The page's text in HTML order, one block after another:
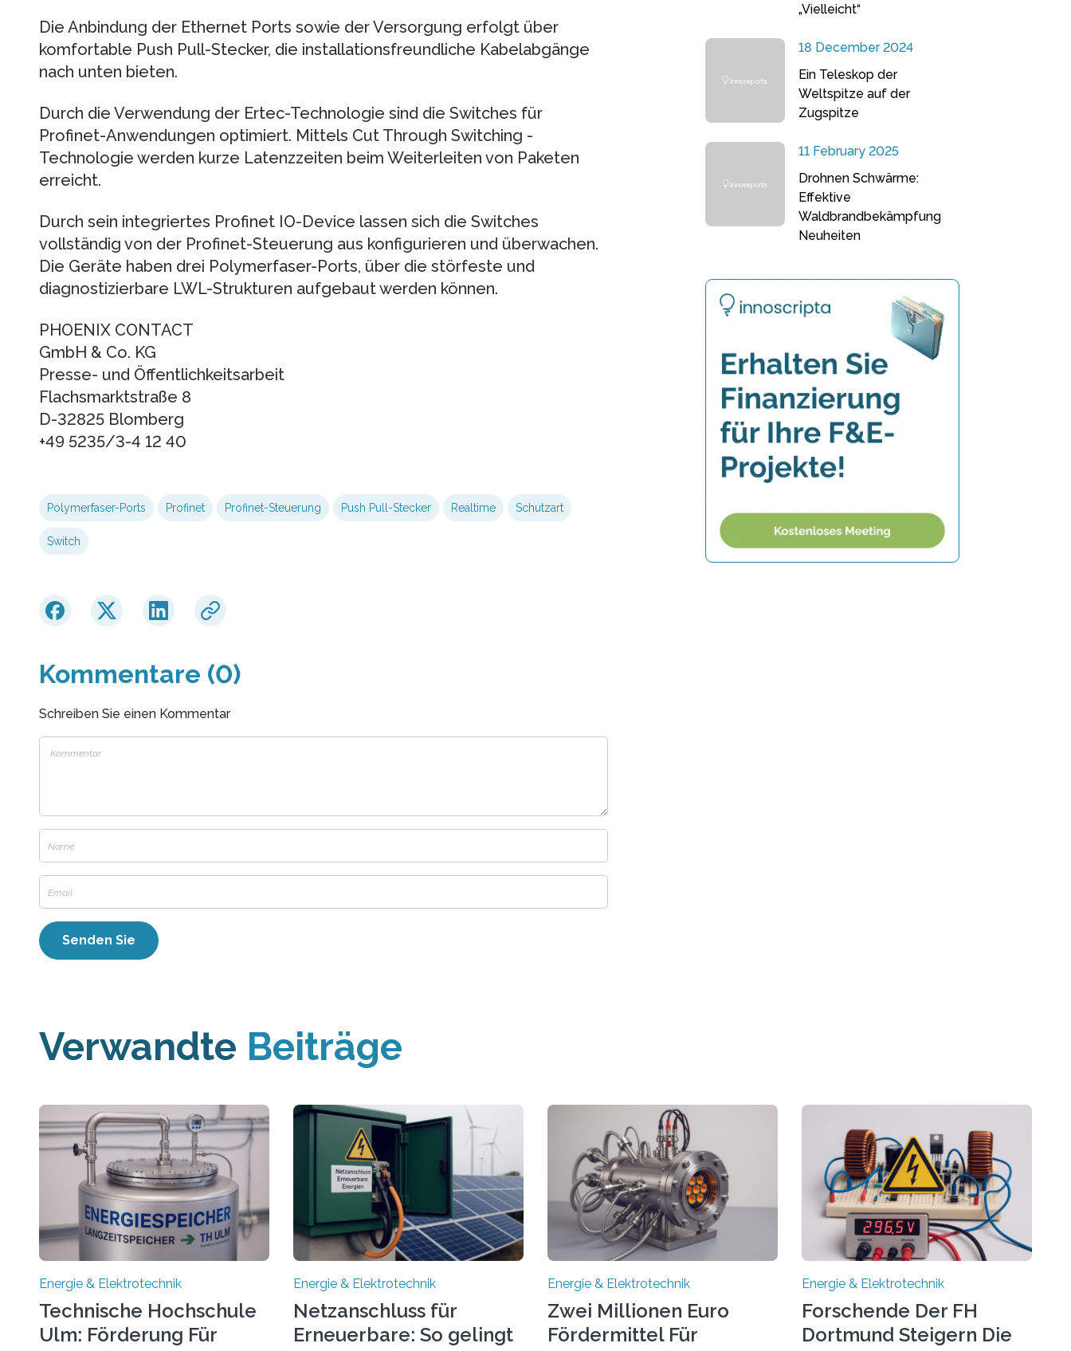
Die Anbindung der Ethernet Ports sowie der Versorgung erfolgt über
komfortable Push Pull-Stecker, die installationsfreundliche Kabelabgänge
nach unten bieten.
Durch die Verwendung der Ertec-Technologie sind die Switches für
Profinet-Anwendungen optimiert. Mittels Cut Through Switching -
Technologie werden kurze Latenzzeiten beim Weiterleiten von Paketen
erreicht.
Durch sein integriertes Profinet IO-Device lassen sich die Switches
vollständig von der Profinet-Steuerung aus konfigurieren und überwachen.
Die Geräte haben drei Polymerfaser-Ports, über die störfeste und
diagnostizierbare LWL-Strukturen aufgebaut werden können.
PHOENIX CONTACT
GmbH & Co. KG
Presse- und Öffentlichkeitsarbeit
Flachsmarktstraße 8
D-32825 Blomberg
+49 5235/3-4 12 40
Polymerfaser-Ports Profinet Profinet-Steuerung Push Pull-Stecker Realtime Schutzart
Switch
Kommentare (0)
Schreiben Sie einen Kommentar
„Vielleicht“
18 December 2024
Ein Teleskop der
Weltspitze auf der
Zugspitze
11 February 2025
Drohnen Schwärme:
Effektive
Waldbrandbekämpfung
Neuheiten
Verwandte Beiträge
Energie & Elektrotechnik
Technische Hochschule
Ulm: Förderung Für
Energie & Elektrotechnik
Netzanschluss für
Erneuerbare: So gelingt
Energie & Elektrotechnik
Zwei Millionen Euro
Fördermittel Für
Energie & Elektrotechnik
Forschende Der FH
Dortmund Steigern Die